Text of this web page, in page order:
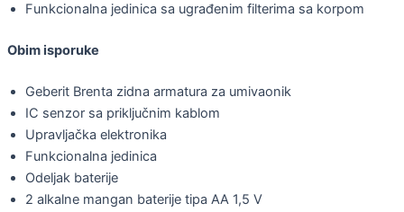
Funkcionalna jedinica sa ugrađenim filterima sa korpom
Obim isporuke
Geberit Brenta zidna armatura za umivaonik
IC senzor sa priključnim kablom
Upravljačka elektronika
Funkcionalna jedinica
Odeljak baterije
2 alkalne mangan baterije tipa AA 1,5 V